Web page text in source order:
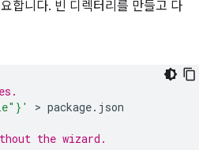
합니다. 빈 디렉터리를 만들고 다
> package.json
the wizard.